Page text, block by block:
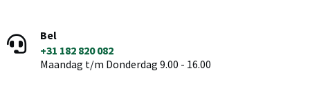
Bel
+31 182 820 082
Maandag t/m Donderdag 9.00 - 16.00